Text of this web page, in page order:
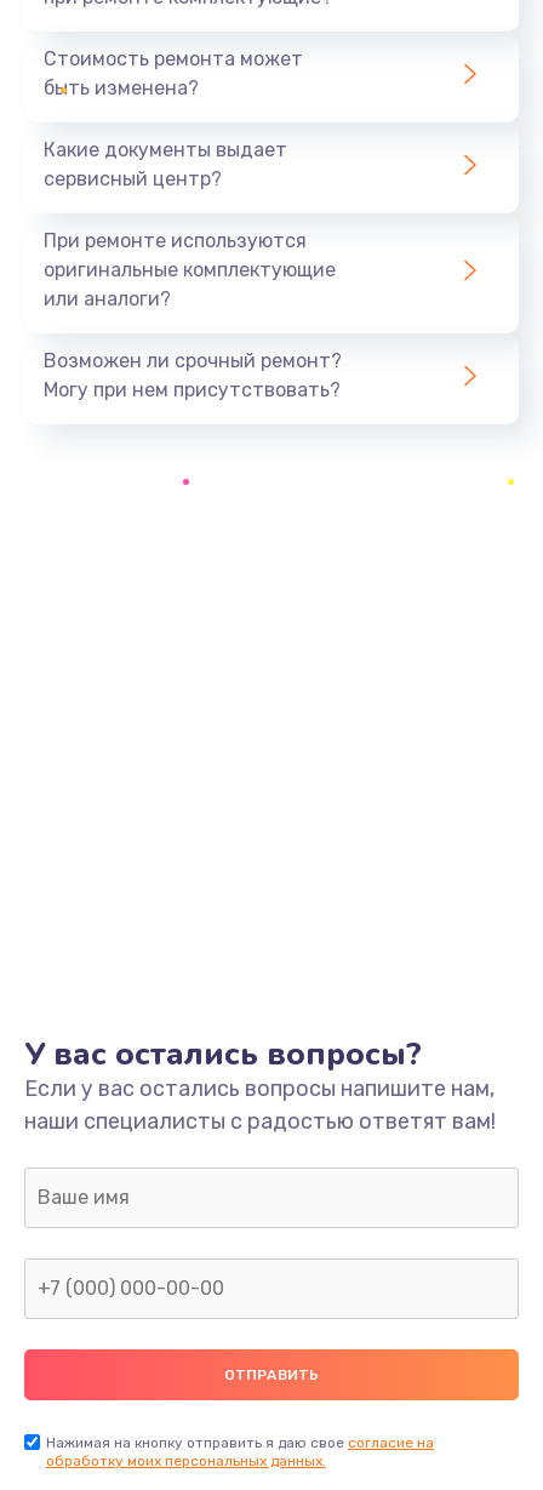
1440 руб.
Ремонт южного моста
Замена батарейки BIOS
Заказать
Замена/Pемонт карбюратора
1300 руб.
Заказать
Ремонт капиллярной трубки
400 руб.
Заказать
Стоимость ремонта может
быть изменена?
Какие документы выдает
сервисный центр?
При ремонте используются
оригинальные комплектующие
или аналоги?
Возможен ли срочный ремонт?
Могу при нем присутствовать?
У вас остались вопросы?
Если у вас остались вопросы напишите нам,
наши специалисты с радостью ответят вам!
Нажимая на кнопку отправить я даю свое согласие на
обработку моих персональных данных.